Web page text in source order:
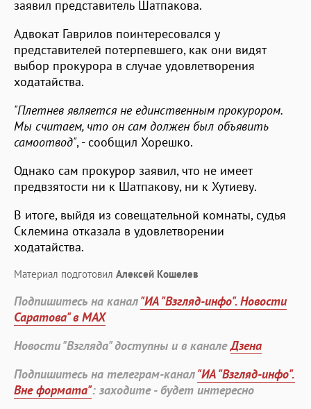
заявил представитель Шатпакова.
Адвокат Гаврилов поинтересовался у
представителей потерпевшего, как они видят
выбор прокурора в случае удовлетворения
ходатайства.
"Плетнев является не единственным прокурором.
Мы считаем, что он сам должен был объявить
самоотвод", - сообщил Хорешко.
Однако сам прокурор заявил, что не имеет
предвзятости ни к Шатпакову, ни к Хутиеву.
В итоге, выйдя из совещательной комнаты, судья
Склемина отказала в удовлетворении
ходатайства.
Материал подготовил Алексей Кошелев
Подпишитесь на канал"ИА "Взгляд-инфо". Новости
Саратова" в MAX
Новости "Взгляда" доступны и в каналеДзена
Подпишитесь на телеграм-канал"ИА "Взгляд-инфо".
Вне формата": заходите - будет интересно